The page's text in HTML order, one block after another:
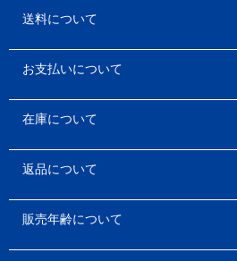
送料について
お支払いについて
在庫について
返品について
販売年齢について